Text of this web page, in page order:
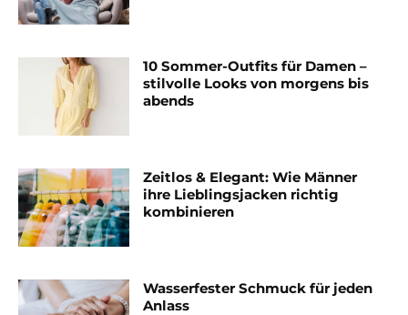
10 Sommer-Outfits für Damen –
stilvolle Looks von morgens bis
abends
Zeitlos & Elegant: Wie Männer
ihre Lieblingsjacken richtig
kombinieren
Wasserfester Schmuck für jeden
Anlass